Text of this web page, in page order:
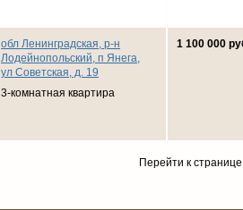
обл Ленинградская, р-н
Лодейнопольский, п Янега,
ул Советская, д. 19
3-комнатная квартира
1 100 000
Перейти к